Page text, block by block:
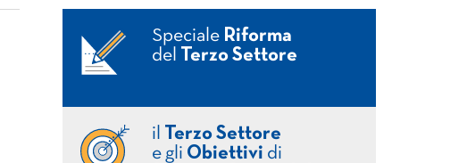
Speciale Riforma
del
Terzo Settore
il
Terzo Settore
e gli Obiettivi di